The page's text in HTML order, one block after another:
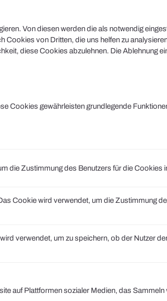
Von diesen werden die als notwendig
von Dritten, die uns helfen zu
diese Cookies abzulehnen. Die Ablehnung
Cookies gewährleisten grundlegende
die Zustimmung des Benutzers für die Cookies
Cookie wird verwendet, um die Zustimmung
verwendet, um zu speichern, ob der Nutzer
auf Plattformen sozialer Medien, das